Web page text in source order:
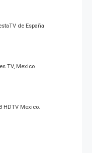
de España
TV, Mexico
HDTV Mexico.